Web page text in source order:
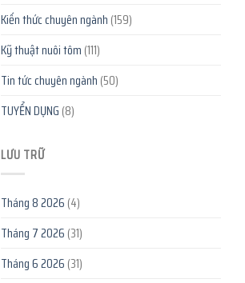
Kiến thức chuyên ngành (159)
Kỹ thuật nuôi tôm (111)
Tin tức chuyên ngành (50)
TUYỂN DỤNG (8)
LƯU TRỮ
Tháng 8 2026 (4)
Tháng 7 2026 (31)
Tháng 6 2026 (31)